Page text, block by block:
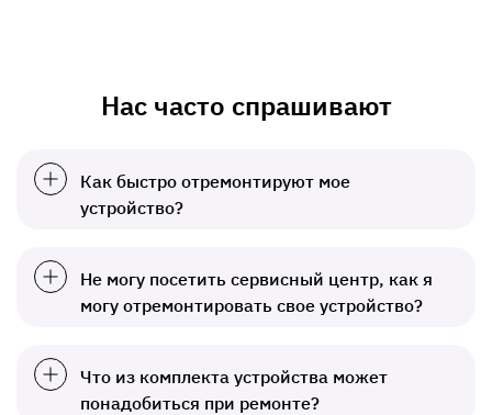
Нас часто спрашивают
Как быстро отремонтируют мое
устройство?
Не могу посетить сервисный центр, как я
могу отремонтировать свое устройство?
Что из комплекта устройства может
понадобиться при ремонте?